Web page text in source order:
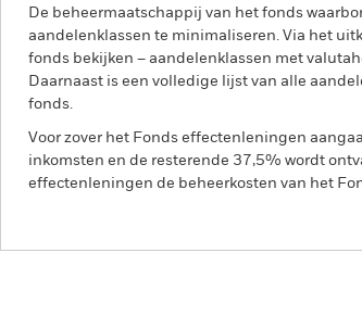
De beheermaatschappij van het fonds
aandelenklassen te minimaliseren. Via het
fonds bekijken – aandelenklassen met
Daarnaast is een volledige lijst van alle
fonds.
Voor zover het Fonds effectenleningen
inkomsten en de resterende 37,5% wordt
effectenleningen de beheerkosten van het